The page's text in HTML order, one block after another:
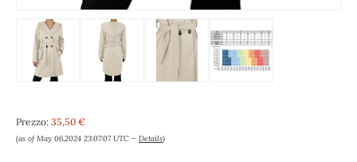
Prezzo: 35,50 €
(as of May 06,2024 23:07:07 UTC – Details)